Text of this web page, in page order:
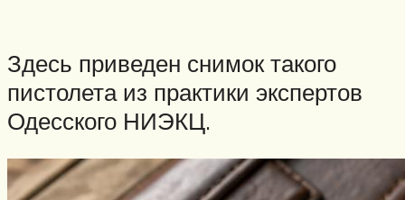
Здесь приведен снимок такого
пистолета из практики экспертов
Одесского НИЭКЦ.